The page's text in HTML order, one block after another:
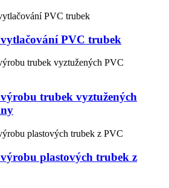
PVC trubek
trubek vyztužených
plastových trubek z